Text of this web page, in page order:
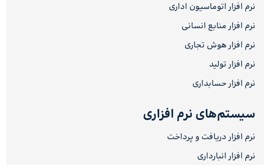
نرم افزار اتوماسیون اداری
نرم افزار منابع انسانی
نرم افزار هوش تجاری
نرم افزار تولید
نرم افزار حسابداری
سیستم‌های نرم افزاری
نرم افزار دریافت و پرداخت
نرم افزار انبارداری